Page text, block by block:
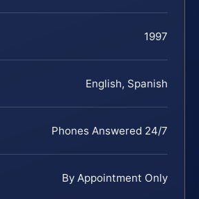
1997
English, Spanish
Phones Answered 24/7
By Appointment Only